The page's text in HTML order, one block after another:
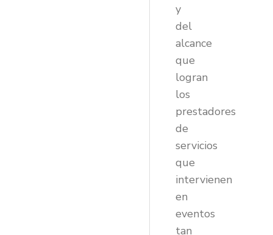
y
del
alcance
que
logran
los
prestadores
de
servicios
que
intervienen
en
eventos
tan